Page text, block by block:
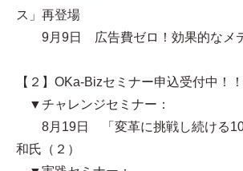
ス」再登場
9月9日 広告費ゼロ！効果的なメデ
【２】OKa-Bizセミナー申込受付中！！
▼チャレンジセミナー：
8月19日 「変革に挑戦し続ける
和氏（２）